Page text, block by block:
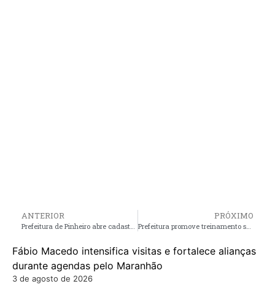
ANTERIOR PRÓXIMO
Prefeitura promove treinamento sobre primeiros socorros em parada cardíaca, no Hospital Antenor Abreu
Fábio Macedo intensifica visitas e fortalece alianças
durante agendas pelo Maranhão
3 de agosto de 2026